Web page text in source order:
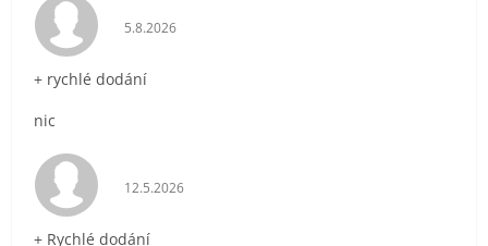
Hodnocení obchodu je 5 z 5 hvězdiček.
5.8.2026
+ rychlé dodání
nic
Hodnocení obchodu je 5 z 5 hvězdiček.
12.5.2026
+ Rychlé dodání